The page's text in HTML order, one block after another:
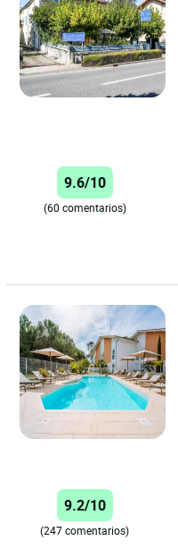
9.6/10
(60 comentarios)
9.2/10
(247 comentarios)